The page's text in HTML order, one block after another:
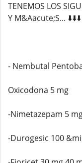
TENEMOS LOS
Y M&Aacute;S... ⬇️⬇️⬇️
- Nembutal
Oxicodona 5 mg
-Nimetazepam 5
-Durogesic 100